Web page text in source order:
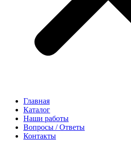
Главная
Каталог
Наши работы
Вопросы / Ответы
Контакты